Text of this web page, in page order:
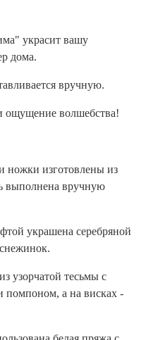
украсит вашу
дома.
вручную.
ощущение волшебства!
ножки изготовлены из
выполнена вручную
украшена серебряной
узорчатой тесьмы с
помпоном, а на висках -